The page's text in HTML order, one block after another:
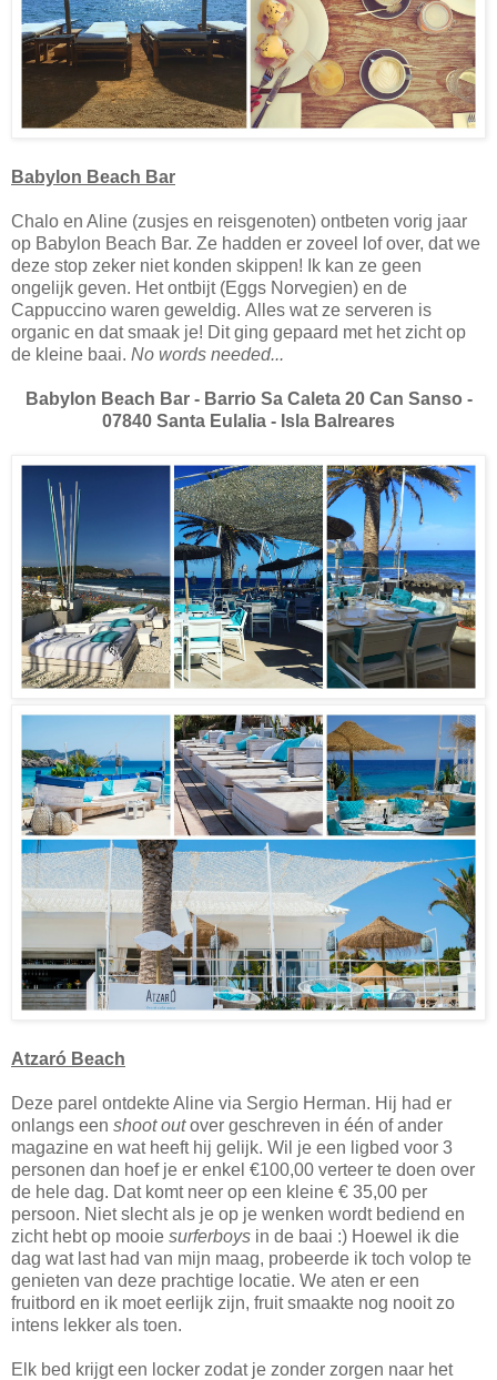
Babylon Beach Bar
Chalo en Aline (zusjes en reisgenoten) ontbeten vorig jaar
op Babylon Beach Bar. Ze hadden er zoveel lof over, dat we
deze stop zeker niet konden skippen! Ik kan ze geen
ongelijk geven. Het ontbijt (Eggs Norvegien) en de
Cappuccino waren geweldig. Alles wat ze serveren is
organic en dat smaak je! Dit ging gepaard met het zicht op
de kleine baai. No words needed...
Babylon Beach Bar - Barrio Sa Caleta 20 Can Sanso -
07840 Santa Eulalia - Isla Balreares
Atzaró Beach
Deze parel ontdekte Aline via Sergio Herman. Hij had er
onlangs een shoot outover geschreven in één of ander
magazine en wat heeft hij gelijk. Wil je een ligbed voor 3
personen dan hoef je er enkel €100,00 verteer te doen over
de hele dag. Dat komt neer op een kleine € 35,00 per
persoon. Niet slecht als je op je wenken wordt bediend en
zicht hebt op mooie surferboys in de baai :) Hoewel ik die
dag wat last had van mijn maag, probeerde ik toch volop te
genieten van deze prachtige locatie. We aten er een
fruitbord en ik moet eerlijk zijn, fruit smaakte nog nooit zo
intens lekker als toen.
Elk bed krijgt een locker zodat je zonder zorgen naar het